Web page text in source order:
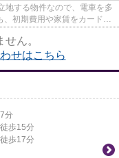
地する物件なので、電車を多
、初期費用や家賃をカードで
ん。
せはこちら
分
徒歩15分
徒歩17分